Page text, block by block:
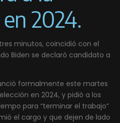
2024.
minutos, coincidió con el
Biden se declaró candidato a
formalmente este martes
en 2024, y pidió a los
para “terminar el trabajo”
el cargo y que dejen de lado